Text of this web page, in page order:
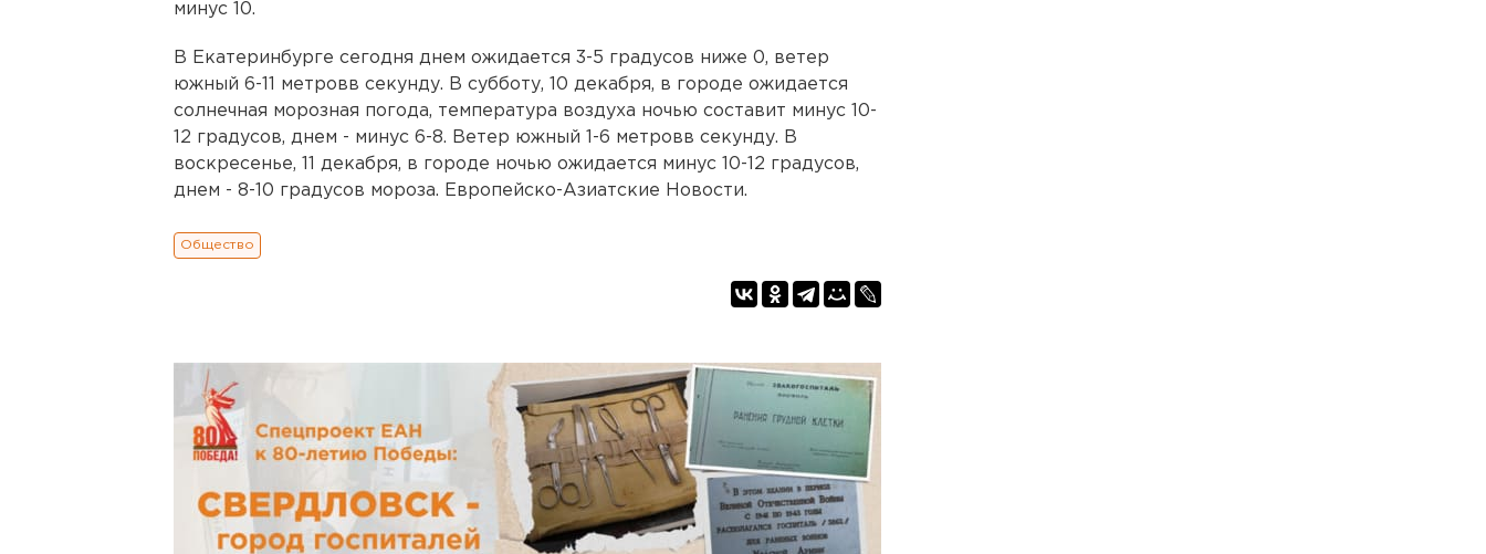
минус 10.
В Екатеринбурге сегодня днем ожидается 3-5 градусов ниже 0, ветер
южный 6-11 метровв секунду. В субботу, 10 декабря, в городе ожидается
солнечная морозная погода, температура воздуха ночью составит минус 10-
12 градусов, днем - минус 6-8. Ветер южный 1-6 метровв секунду. В
воскресенье, 11 декабря, в городе ночью ожидается минус 10-12 градусов,
днем - 8-10 градусов мороза. Европейско-Азиатские Новости.
Общество